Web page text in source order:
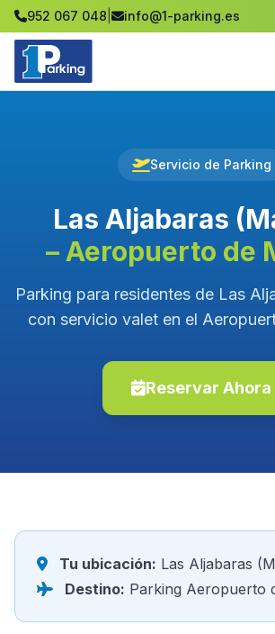
952 067 048 info@1-parking.es
Servicio de Parking
Las Aljabaras
– Aeropuerto de
Parking para residentes de Las
con servicio valet en el
Reservar Ahora
Tu ubicación: Las Aljabaras
Destino: Parking Aeropuerto